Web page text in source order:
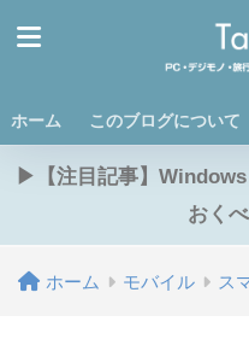
ホーム このブログについて
▶【注目記事】
おく
ホーム モバイル ス